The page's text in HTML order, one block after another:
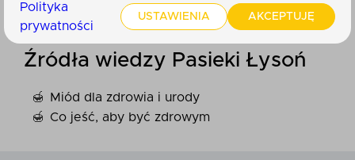
zachować ostrożność.
Źródła wiedzy Pasieki Łysoń
Miód dla zdrowia i urody
Co jeść, aby być zdrowym
Polityka
prywatności
USTAWIENIA AKCEPTUJĘ